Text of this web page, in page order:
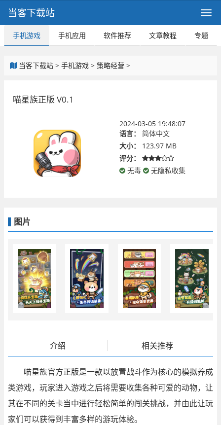
当客下载站
手机游戏 手机应用 软件推荐 文章教程 专题
当客下载站 > 手机游戏 > 策略经营 >
喵星族正版 V0.1
2024-03-05 19:48:07
语言：
简体中文
大小：
123.97 MB
评分：
无毒
无隐私收集
图片
介绍 相关推荐
喵星族官方正版是一款以放置战斗作为核心的模拟养成
类游戏，玩家进入游戏之后将需要收集各种可爱的动物，让
其在不同的关卡当中进行轻松简单的闯关挑战，并由此让玩
家们可以获得到丰富多样的游玩体验。